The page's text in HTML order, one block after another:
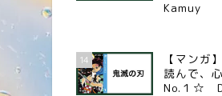
Kamuy
14
【マンガ
読んで、
No.１☆